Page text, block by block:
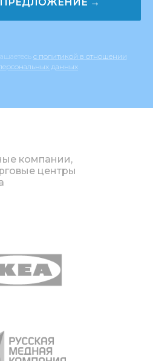
→
с политикой в отношении
данных
компании,
центры